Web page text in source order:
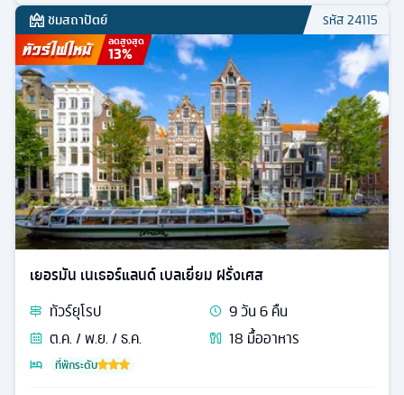
ชมสถาปัตย์ รหัส24115
ลดสูงสุด
13%
เยอรมัน เนเธอร์แลนด์ เบลเยี่ยม ฝรั่งเศส
ทัวร์ยุโรป 9วัน6คืน
ต.ค. / พ.ย. / ธ.ค.
18 มื้ออาหาร
ที่พักระดับ